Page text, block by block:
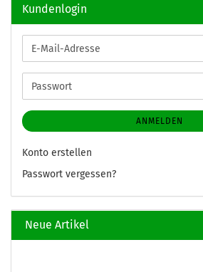
Kundenlogin
E-
Mail-
Adresse
Passwort
ANMELDEN
Konto erstellen
Passwort vergessen?
Neue Artikel